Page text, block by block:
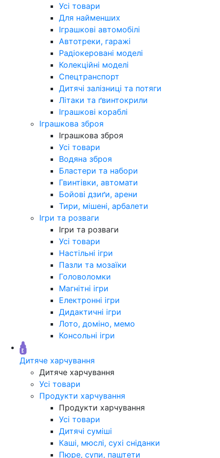
Усі товари
Для найменших
Іграшкові автомобілі
Автотреки, гаражі
Радіокеровані моделі
Колекційні моделі
Спецтранспорт
Дитячі залізниці та потяги
Літаки та ґвинтокрили
Іграшкові кораблі
Іграшкова зброя
Іграшкова зброя
Усі товари
Водяна зброя
Бластери та набори
Гвинтівки, автомати
Бойові дзиґи, арени
Тири, мішені, арбалети
Ігри та розваги
Ігри та розваги
Усі товари
Настільні ігри
Пазли та мозаїки
Головоломки
Магнітні ігри
Електронні ігри
Дидактичні ігри
Лото, доміно, мемо
Консольні ігри
Дитяче харчування
Дитяче харчування
Усі товари
Продукти харчування
Продукти харчування
Усі товари
Дитячі суміші
Каші, мюслі, сухі сніданки
Пюре, супи, паштети